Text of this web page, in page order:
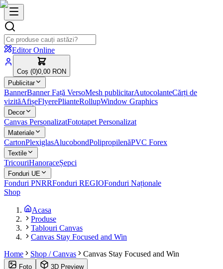
Editor Online
Coș (0)0,00 RON
Publicitar
BannerBanner Față VersoMesh publicitarAutocolanteCărți de
vizităAfișeFlyerePlianteRollupWindow Graphics
Decor
Canvas PersonalizatFototapet Personalizat
Materiale
CartonPlexiglasAlucobondPolipropilenăPVC Forex
Textile
TricouriHanoraceȘepci
Fonduri UE
Fonduri PNRRFonduri REGIOFonduri Naționale
Shop
Acasa
Produse
Tablouri Canvas
Canvas Stay Focused and Win
Home
Shop / Canvas Canvas Stay Focused and Win
Foto 3D Preview